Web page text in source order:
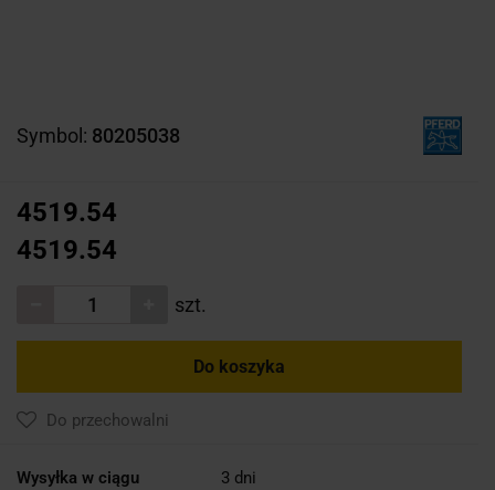
Symbol: 80205038
4519.54
4519.54
szt.
Do koszyka
Do przechowalni
Wysyłka w ciągu 3 dni